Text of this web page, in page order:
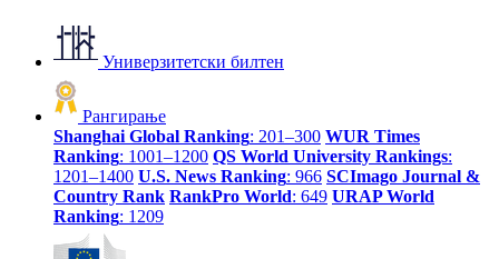
Универзитетски билтен
Рангирање
Shanghai Global Ranking: 201–300 WUR Times
Ranking: 1001–1200 QS World University Rankings:
1201–1400 U.S. News Ranking: 966 SCImago Journal &
Country Rank RankPro World: 649 URAP World
Ranking: 1209